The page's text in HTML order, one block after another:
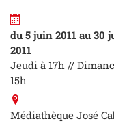
du 5 juin 2011 au 30
2011
Jeudi à 17h //
15h
Médiathèque José